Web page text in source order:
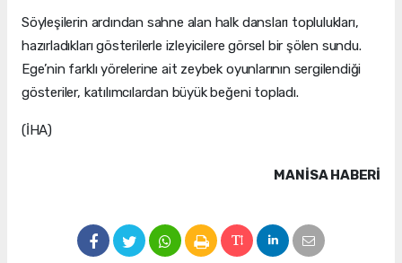
Söyleşilerin ardından sahne alan halk dansları toplulukları,
hazırladıkları gösterilerle izleyicilere görsel bir şölen sundu.
Ege’nin farklı yörelerine ait zeybek oyunlarının sergilendiği
gösteriler, katılımcılardan büyük beğeni topladı.
(İHA)
MANISA HABERİ